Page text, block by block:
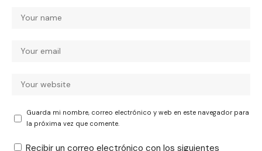
Guarda mi nombre, correo electrónico y web en este navegador para
la próxima vez que comente.
Recibir un correo electrónico con los siguientes